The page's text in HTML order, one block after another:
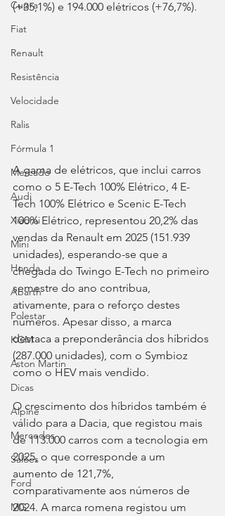
Cupra
Fiat
Renault
Resistência
Velocidade
Ralis
Fórmula 1
Mercado
Audi
Xiaomi
Mini
Honda
Abarth
Polestar
KGM
Aston Martin
Dicas
Alpine
Mercedes
Salões
Ford
MG
(+35,1%) e 194.000 elétricos (+76,7%).
A gama de elétricos, que inclui carros
como o 5 E-Tech 100% Elétrico, 4 E-
Tech 100% Elétrico e Scenic E-Tech
100% Elétrico, representou 20,2% das
vendas da Renault em 2025 (151.939
unidades), esperando-se que a
chegada do Twingo E-Tech no primeiro
semestre do ano contribua,
ativamente, para o reforço destes
números. Apesar disso, a marca
destaca a preponderância dos híbridos
(287.000 unidades), com o Symbioz
como o HEV mais vendido.
O crescimento dos híbridos também é
válido para a Dacia, que registou mais
de 113.000 carros com a tecnologia em
2025, o que corresponde a um
aumento de 121,7%,
comparativamente aos números de
2024. A marca romena registou um